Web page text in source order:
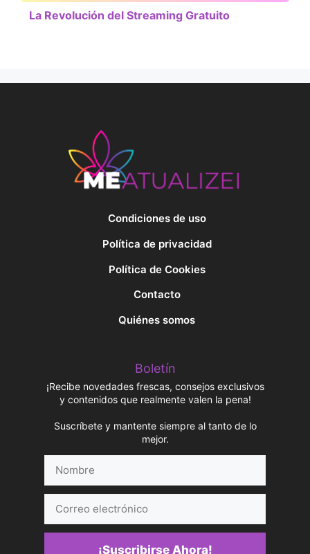
La Revolución del Streaming Gratuito
Condiciones de uso
Política de privacidad
Política de Cookies
Contacto
Quiénes somos
Boletín
¡Recibe novedades frescas, consejos exclusivos
y contenidos que realmente valen la pena!
Suscríbete y mantente siempre al tanto de lo
mejor.
electrónico
¡Suscribirse Ahora!